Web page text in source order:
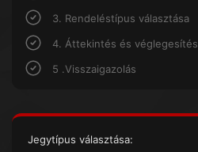
3. Rendeléstípus választása
4. Áttekintés és véglegesítés
5 .Visszaigazolás
Jegytípus választása: